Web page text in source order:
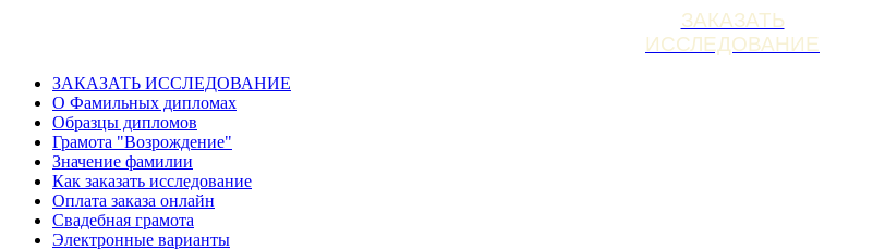
ЗАКАЗАТЬ
ИССЛЕДОВАНИЕ
ЗАКАЗАТЬ ИССЛЕДОВАНИЕ
О Фамильных дипломах
Образцы дипломов
Грамота "Возрождение"
Значение фамилии
Как заказать исследование
Оплата заказа онлайн
Свадебная грамота
Электронные варианты